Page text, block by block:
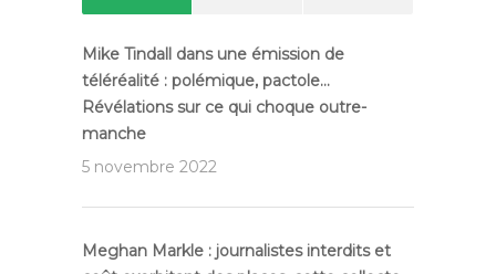
Mike Tindall dans une émission de
téléréalité : polémique, pactole…
Révélations sur ce qui choque outre-
manche
5 novembre 2022
Meghan Markle : journalistes interdits et